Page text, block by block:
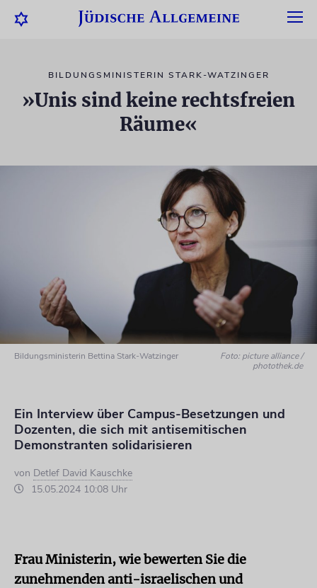
BILDUNGSMINISTERIN STARK-WATZINGER
»Unis sind keine rechtsfreien
Räume«
Bildungsministerin Bettina Stark-Watzinger
Foto: picture alliance /
photothek.de
Ein Interview über Campus-Besetzungen und
Dozenten, die sich mit antisemitischen
Demonstranten solidarisieren
von Detlef David Kauschke
15.05.2024 10:08 Uhr
Frau Ministerin, wie bewerten Sie die
zunehmenden anti-israelischen und